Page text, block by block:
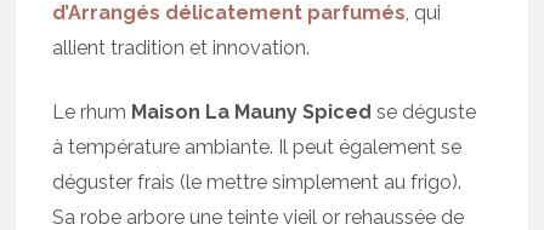
d’Arrangés délicatement parfumés, qui
allient tradition et innovation.
Le rhum Maison La Mauny Spiced se déguste
à température ambiante. Il peut également se
déguster frais (le mettre simplement au frigo).
Sa robe arbore une teinte vieil or rehaussée de